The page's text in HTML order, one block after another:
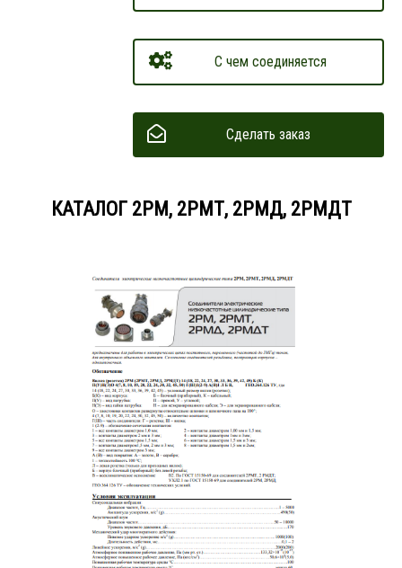
С чем соединяется
Сделать заказ
КАТАЛОГ 2РМ, 2РМТ, 2РМД, 2РМДТ